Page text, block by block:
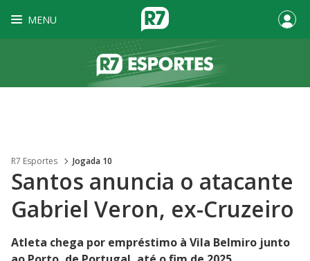
MENU
R7 Esportes Jogada 10
Santos anuncia o atacante
Gabriel Veron, ex-Cruzeiro
Atleta chega por empréstimo à Vila Belmiro junto